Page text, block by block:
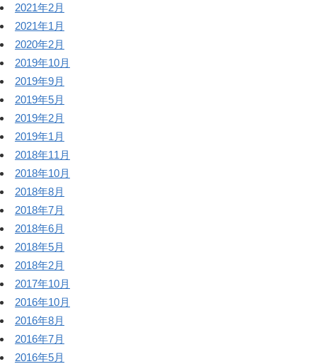
2021年2月
2021年1月
2020年2月
2019年10月
2019年9月
2019年5月
2019年2月
2019年1月
2018年11月
2018年10月
2018年8月
2018年7月
2018年6月
2018年5月
2018年2月
2017年10月
2016年10月
2016年8月
2016年7月
2016年5月